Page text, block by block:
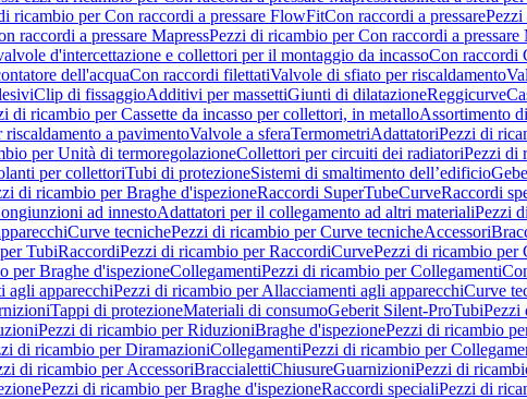
ricambio per Con raccordi a pressare FlowFitCon raccordi a pressarePezzi
raccordi a pressare MapressPezzi di ricambio per Con raccordi a pressare
d'intercettazione e collettori per il montaggio da incassoCon raccordi
dell'acquaCon raccordi filettatiValvole di sfiato per riscaldamento
Clip di fissaggioAdditivi per massettiGiunti di dilatazioneReggicurve
di ricambio per Cassette da incasso per collettori, in metalloAssortimento
a pavimentoValvole a sferaTermometriAdattatoriPezzi di
per Unità di termoregolazioneCollettori per circuiti dei radiatoriPezzi di
per collettoriTubi di protezioneSistemi di smaltimento dell’edificio
di ricambio per Braghe d'ispezioneRaccordi SuperTubeCurveRaccordi
ad innestoAdattatori per il collegamento ad altri materialiPezzi
Curve tecnichePezzi di ricambio per Curve tecnicheAccessori
TubiRaccordiPezzi di ricambio per RaccordiCurvePezzi di ricambio per
per Braghe d'ispezioneCollegamentiPezzi di ricambio per Collegamenti
agli apparecchiPezzi di ricambio per Allacciamenti agli apparecchiCurve
Tappi di protezioneMateriali di consumoGeberit Silent-ProTubiPezzi
Pezzi di ricambio per RiduzioniBraghe d'ispezionePezzi di ricambio
di ricambio per DiramazioniCollegamentiPezzi di ricambio per
di ricambio per AccessoriBraccialettiChiusureGuarnizioniPezzi di
Pezzi di ricambio per Braghe d'ispezioneRaccordi specialiPezzi di